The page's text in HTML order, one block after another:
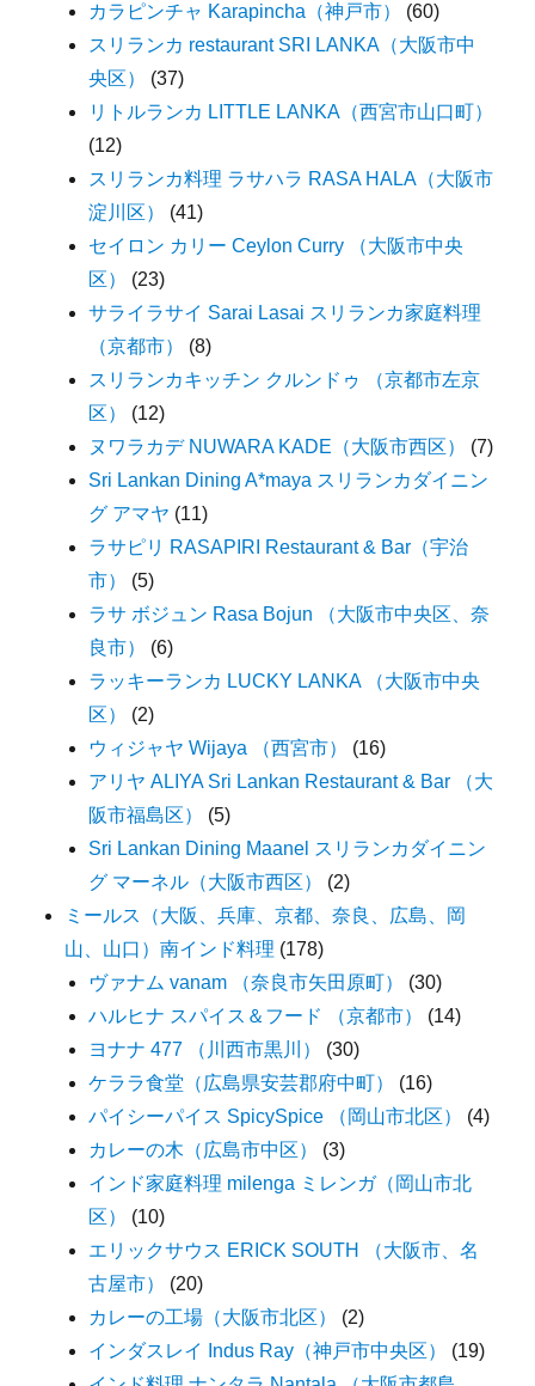
カラピンチャ Karapincha（神戸市）
(60)
スリランカ restaurant SRI LANKA（大阪市中
央区）
(37)
リトルランカ LITTLE LANKA（西宮市山口町）
(12)
スリランカ料理 ラサハラ RASA HALA（大阪市
淀川区）
(41)
セイロン カリー Ceylon Curry （大阪市中央
区）
(23)
サライラサイ Sarai Lasai スリランカ家庭料理
（京都市）
(8)
スリランカキッチン クルンドゥ （京都市左京
区）
(12)
ヌワラカデ NUWARA KADE（大阪市西区）
(7)
Sri Lankan Dining A*maya スリランカダイニン
グ アマヤ (11)
ラサピリ RASAPIRI Restaurant & Bar（宇治
市）
(5)
ラサ ボジュン Rasa Bojun （大阪市中央区、奈
良市）
(6)
ラッキーランカ LUCKY LANKA （大阪市中央
区）
(2)
ウィジャヤ Wijaya （西宮市）
(16)
アリヤ ALIYA Sri Lankan Restaurant & Bar （大
阪市福島区）
(5)
Sri Lankan Dining Maanel スリランカダイニン
グ マーネル（大阪市西区）
(2)
ミールス（大阪、兵庫、京都、奈良、広島、岡
山、山口）南インド料理 (178)
ヴァナム vanam （奈良市矢田原町）
(30)
ハルヒナ スパイス＆フード （京都市）
(14)
ヨナナ 477 （川西市黒川）
(30)
ケララ食堂（広島県安芸郡府中町）
(16)
パイシーパイス SpicySpice （岡山市北区）
(4)
カレーの木（広島市中区）
(3)
インド家庭料理 milenga ミレンガ（岡山市北
区）
(10)
エリックサウス ERICK SOUTH （大阪市、名
古屋市）
(20)
カレーの工場（大阪市北区）
(2)
インダスレイ Indus Ray（神戸市中央区）
(19)